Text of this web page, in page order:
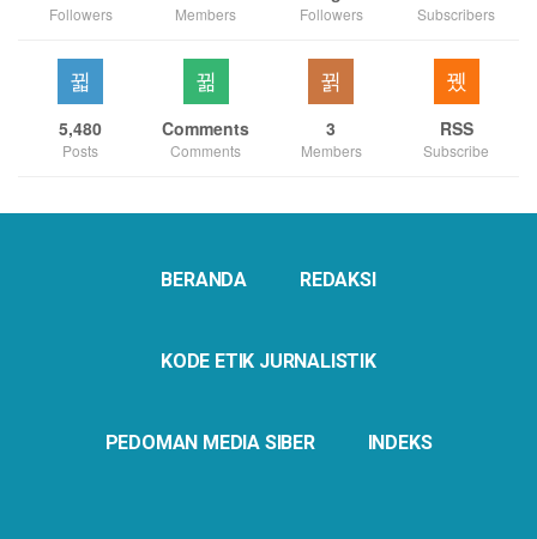
Followers Members Followers Subscribers
5,480
Posts
Comments
Comments
3
Members
RSS
Subscribe
BERANDA REDAKSI
KODE ETIK JURNALISTIK
PEDOMAN MEDIA SIBER INDEKS